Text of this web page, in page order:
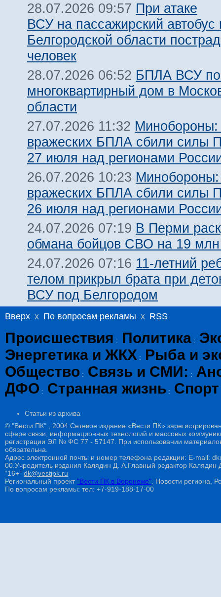
28.07.2026 09:57 При атаке
ВСУ на пассажирский автобус
Белгородской области
человек
28.07.2026 06:52 БПЛА ВСУ
многоквартирный дом в
области
27.07.2026 11:32 Минобороны:
вражеских БПЛА сбили силы
27 июля над регионами
26.07.2026 10:23
вражеских БПЛА сбили силы
26 июля над регионами
24.07.2026 07:19 В Перми
обмана бойцов СВО на 19 млн
24.07.2026 07:16 11-летний
телом прикрыл брата при
ВСУ под Белгородом
Вверх x По вопросам рекламы x RSS
Происшествия : Политика :
Энергетика и ЖКХ :
Рыба и
Общество : Связь и СМИ: :
ДФО : Странная жизнь : Спорт
Статьи из архива
© "Вести ПК" , 2004.Сетевое издание «Вести ПК»
сфере связи, информационных технологий и массовых
регистрации ЭЛ № ФС 77 - 57147. При использовании
обязательна.
Адрес электронной почты и номер телефона редакции: E-mail:
00.Учредитель издания Калядин Д. А.Главный редактор
“16+” dk@vestipk.ru
Региональный проект"Вести ПК в Воронеже" . Новости региона,
По вопросам рекламы: тел: +7-919-188-17-00